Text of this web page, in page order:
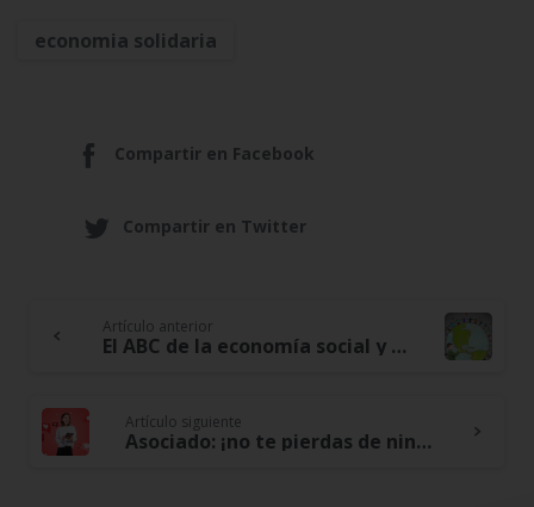
economia solidaria
Compartir en Facebook
Compartir en Twitter
Continue
Reading
Artículo anterior
El ABC de la economía social y solidaria en Colombia
Artículo siguiente
Asociado: ¡no te pierdas de ningún beneficio! con las redes sociales de Cootracerrejón